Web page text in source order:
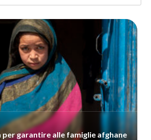
per garantire alle famiglie afghane